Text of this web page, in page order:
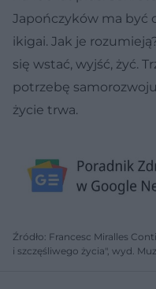
Japończyków ma być
ikigai. Jak je
się wstać, wyjść, żyć.
potrzebę
życie trwa.
Źródło: Francesc Miralles
i szczęśliwego życia", wyd.